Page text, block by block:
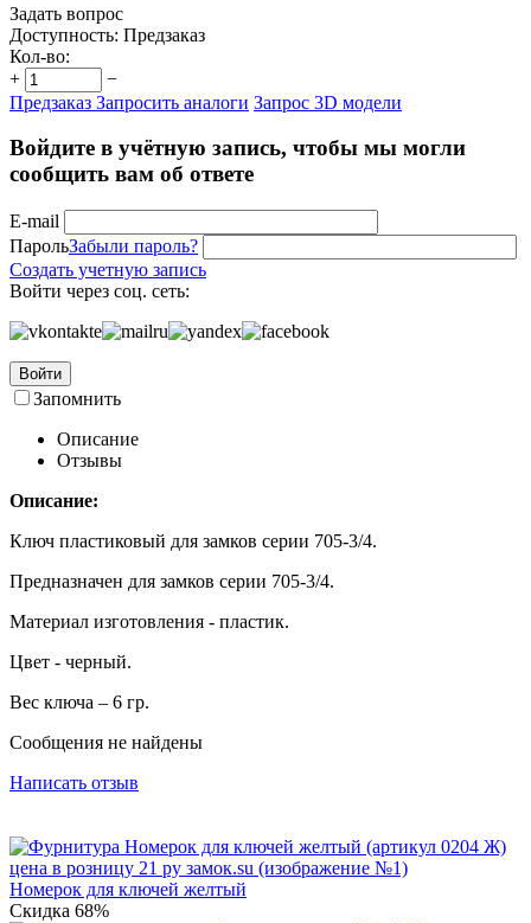
Задать вопрос
Доступность: Предзаказ
Кол-во:
+
−
Предзаказ Запросить аналоги Запрос 3D модели
Войдите в учётную запись, чтобы мы могли
сообщить вам об ответе
E-mail
ПарольЗабыли пароль?
Создать учетную запись
Войти через соц. сеть:
Войти
Запомнить
Описание
Отзывы
Описание:
Ключ пластиковый для замков серии 705-3/4.
Предназначен для замков серии 705-3/4.
Материал изготовления - пластик.
Цвет - черный.
Вес ключа – 6 гр.
Сообщения не найдены
Написать отзыв
Номерок для ключей желтый
Скидка 68%